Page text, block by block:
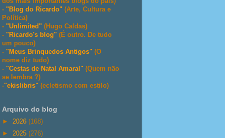
- "Blog do Ricardo" (Arte, Cultura e
Política)
- "Unlimited" (Hugo Caldas)
- "Ricardo's blog" (É outro. De tudo
um pouco)
- "Meus Brinquedos Antigos" (O
nome diz tudo)
- "Cestas de Natal Amaral" (Quem não
se lembra ?)
-"ekislibris" (ecletismo com estilo)
Arquivo do blog
► 2026 (168)
► 2025 (276)